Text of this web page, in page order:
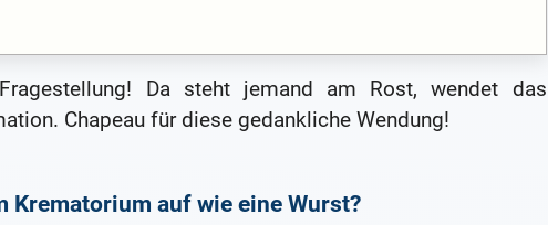
Da steht jemand am Rost, wendet das
Chapeau für diese gedankliche Wendung!
auf wie eine Wurst?